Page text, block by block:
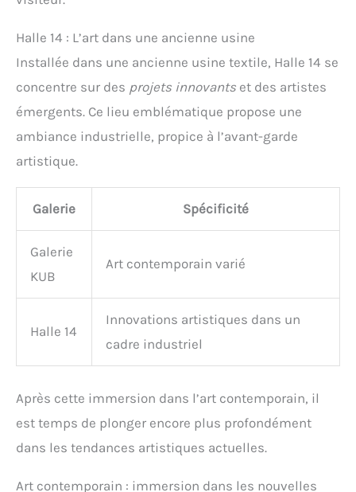
Halle 14 : L’art dans une ancienne usine
Installée dans une ancienne usine textile, Halle 14 se
concentre sur des projets innovants et des artistes
émergents. Ce lieu emblématique propose une
ambiance industrielle, propice à l’avant-garde
artistique.
Galerie Spécificité
Galerie
KUB
Art contemporain varié
Halle 14
Innovations artistiques dans un
cadre industriel
Après cette immersion dans l’art contemporain, il
est temps de plonger encore plus profondément
dans les tendances artistiques actuelles.
Art contemporain : immersion dans les nouvelles